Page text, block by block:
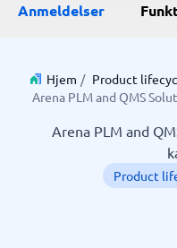
Anmeldelser
Hjem / Product
Arena PLM and QMS
Arena PLM and
Product